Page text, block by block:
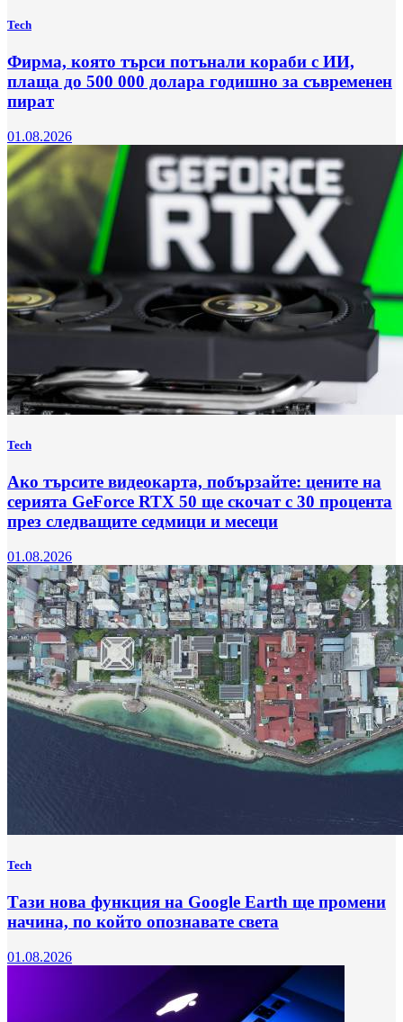
Tech
Фирма, която търси потънали кораби с ИИ,
плаща до 500 000 долара годишно за съвременен
пират
01.08.2026
Tech
Ако търсите видеокарта, побързайте: цените на
серията GeForce RTX 50 ще скочат с 30 процента
през следващите седмици и месеци
01.08.2026
Tech
Тази нова функция на Google Earth ще промени
начина, по който опознавате света
01.08.2026